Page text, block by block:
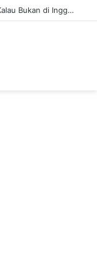
Filip Hrgovic Lempar Psywar Pedas, Kalau Bukan di Inggris, Tidak Ada Yang Kenal Moses Itauma